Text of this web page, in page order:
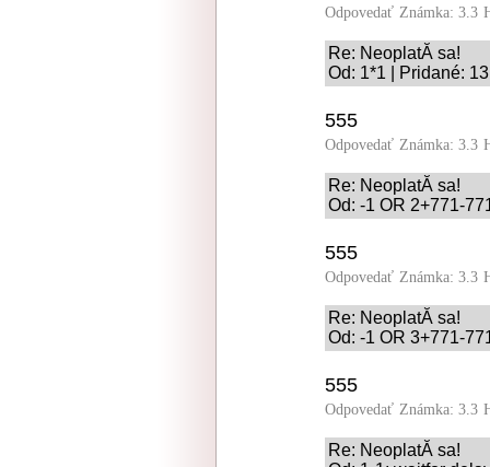
Odpovedať Známka: 3.3
Re: NeoplatĂ­ sa!
Od: 1*1 | Pridané:
555
Odpovedať Známka: 3.3
Re: NeoplatĂ­ sa!
Od: -1 OR 2+771-
555
Odpovedať Známka: 3.3
Re: NeoplatĂ­ sa!
Od: -1 OR 3+771-
555
Odpovedať Známka: 3.3
Re: NeoplatĂ­ sa!